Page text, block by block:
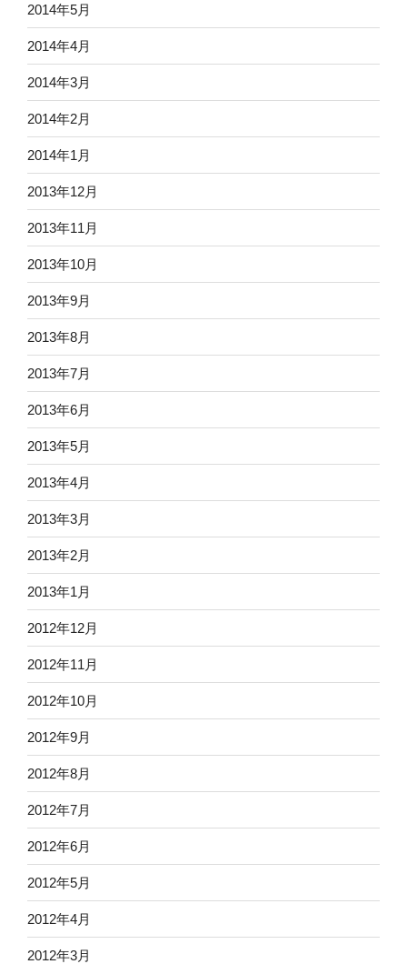
2014年5月
2014年4月
2014年3月
2014年2月
2014年1月
2013年12月
2013年11月
2013年10月
2013年9月
2013年8月
2013年7月
2013年6月
2013年5月
2013年4月
2013年3月
2013年2月
2013年1月
2012年12月
2012年11月
2012年10月
2012年9月
2012年8月
2012年7月
2012年6月
2012年5月
2012年4月
2012年3月